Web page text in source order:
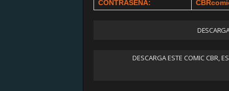
CONTRASEÑA:
DESCARGA ESTE COMIC CBR,